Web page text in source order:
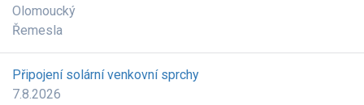
Olomoucký
Řemesla
Připojení solární venkovní sprchy
7.8.2026